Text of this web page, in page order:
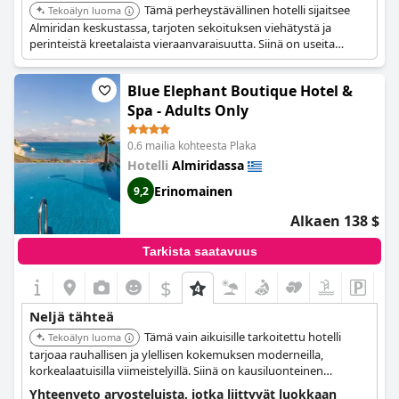
Tekoälyn luoma
Tämä perheystävällinen hotelli sijaitsee
Almiridan keskustassa, tarjoten sekoituksen viehätystä ja
perinteistä kreetalaista vieraanvaraisuutta. Siinä on useita
ulkouima-altaita, kuntokeskus, spa ja kattouima-allas. Kaikissa
huoneissa on parvekkeet meri- tai vuoristonäkymillä, ja tarjolla
on sertifioitu kreikkalainen aamiainen.
Blue Elephant Boutique Hotel &
Spa - Adults Only
0.6 mailia kohteesta Plaka
Hotelli Almiridassa
9,2 Erinomainen
Alkaen 138 $
Tarkista saatavuus
$
Neljä tähteä
Tekoälyn luoma
Tämä vain aikuisille tarkoitettu hotelli
tarjoaa rauhallisen ja ylellisen kokemuksen moderneilla,
korkealaatuisilla viimeistelyillä. Siinä on kausiluonteinen
ulkouima-allas, kuntokeskus, terassi, ravintola, baari,
Yhteenveto arvosteluista, jotka liittyvät luokkaan